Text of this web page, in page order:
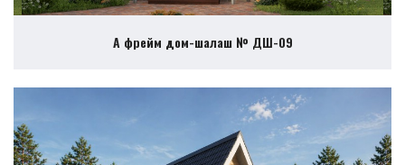
А фрейм дом-шалаш № ДШ-09